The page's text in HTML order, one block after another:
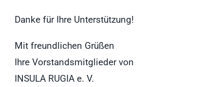
Danke für Ihre Unterstützung!
Mit freundlichen Grüßen
Ihre Vorstandsmitglieder von
INSULA RUGIA e. V.